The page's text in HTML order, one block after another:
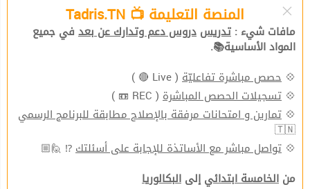
المنصة التعليمة 📺 Tadris.TN
مافات شيء : تدريس دروس دعم وتدارك عن بعد في جميع
المواد الأساسية📚.
💠 حصص مباشرة تفاعليّة ( Live 🔴 )
💠 تسجيلات الحصص المباشرة ( REC 📼 )
💠 تمارين و امتحانات مرفقة بالإصلاح مطابقة للبرنامج الرسمي
🇹🇳
💠 تواصل مباشر مع الأساتذة للإجابة على أسئلتك⁉ 🙋🏼
من الخامسة ابتدائي إلى البكالوريا